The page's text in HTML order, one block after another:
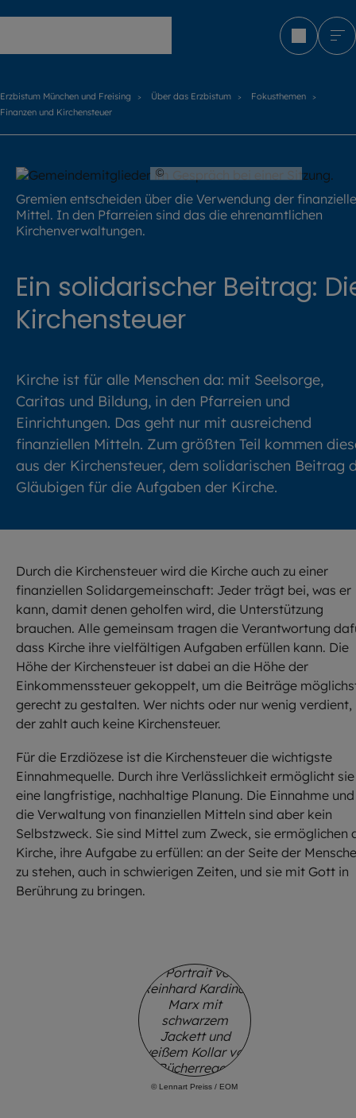
Erzbistum München und Freising Über das Erzbistum
Fokusthemen
Finanzen und Kirchensteuer
© Hendrik Steffens / EOM
Gremien entscheiden über die Verwendung der
Mittel. In den Pfarreien sind das die ehrenamtlichen
Kirchenverwaltungen.
Ein solidarischer Beitrag:
Kirchensteuer
Kirche ist für alle Menschen da: mit Seelsorge,
Caritas und Bildung, in den Pfarreien und
Einrichtungen. Das geht nur mit ausreichend
finanziellen Mitteln. Zum größten Teil kommen
aus der Kirchensteuer, dem solidarischen Beitrag
Gläubigen für die Aufgaben der Kirche.
Durch die Kirchensteuer wird die Kirche auch zu einer
finanziellen Solidargemeinschaft: Jeder trägt bei, was er
kann, damit denen geholfen wird, die Unterstützung
brauchen. Alle gemeinsam tragen die Verantwortung
dass Kirche ihre vielfältigen Aufgaben erfüllen kann. Die
Höhe der Kirchensteuer ist dabei an die Höhe der
Einkommenssteuer gekoppelt, um die Beiträge
gerecht zu gestalten. Wer nichts oder nur wenig verdient,
der zahlt auch keine Kirchensteuer.
Für die Erzdiözese ist die Kirchensteuer die wichtigste
Einnahmequelle. Durch ihre Verlässlichkeit ermöglicht sie
eine langfristige, nachhaltige Planung. Die Einnahme und
die Verwaltung von finanziellen Mitteln sind aber kein
Selbstzweck. Sie sind Mittel zum Zweck, sie ermöglichen
Kirche, ihre Aufgabe zu erfüllen: an der Seite der
zu stehen, auch in schwierigen Zeiten, und sie mit Gott in
Berührung zu bringen.
© Lennart Preiss / EOM